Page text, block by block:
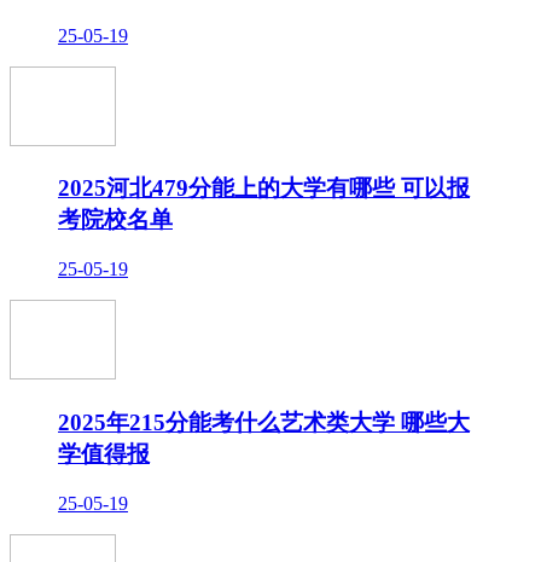
25-05-19
2025河北479分能上的大学有哪些 可以报
考院校名单
25-05-19
2025年215分能考什么艺术类大学 哪些大
学值得报
25-05-19